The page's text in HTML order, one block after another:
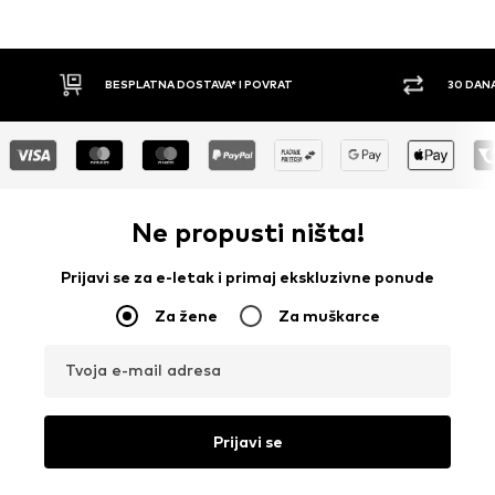
BESPLATNA DOSTAVA* I POVRAT 30
Ne propusti ništa!
Prijavi se za e-letak i primaj ekskluzivne ponude
Za žene Za muškarce
Tvoja e-mail adresa
Prijavi se